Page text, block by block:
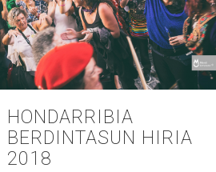
HONDARRIBIA
BERDINTASUN HIRIA
2018